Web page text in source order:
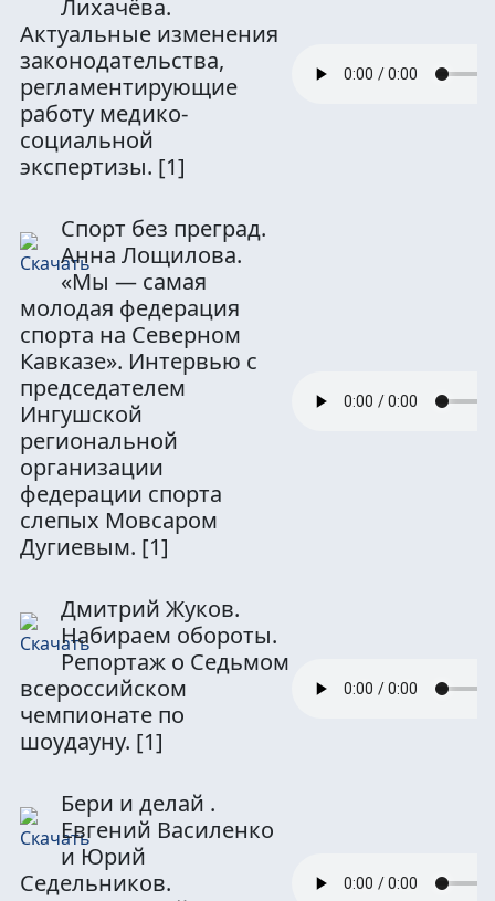
Лихачёва.
Актуальные изменения
законодательства,
регламентирующие
работу медико-
социальной
экспертизы. [1]
Спорт без преград.
Анна Лощилова.
«Мы — самая
молодая федерация
спорта на Северном
Кавказе». Интервью с
председателем
Ингушской
региональной
организации
федерации спорта
слепых Мовсаром
Дугиевым. [1]
Дмитрий Жуков.
Набираем обороты.
Репортаж о Седьмом
всероссийском
чемпионате по
шоудауну. [1]
Бери и делай .
Евгений Василенко
и Юрий
Седельников.